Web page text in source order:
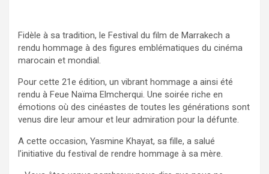
Fidèle à sa tradition, le Festival du film de Marrakech a
rendu hommage à des figures emblématiques du cinéma
marocain et mondial.
Pour cette 21e édition, un vibrant hommage a ainsi été
rendu à Feue Naïma Elmcherqui. Une soirée riche en
émotions où des cinéastes de toutes les générations sont
venus dire leur amour et leur admiration pour la défunte.
A cette occasion, Yasmine Khayat, sa fille, a salué
l’initiative du festival de rendre hommage à sa mère.